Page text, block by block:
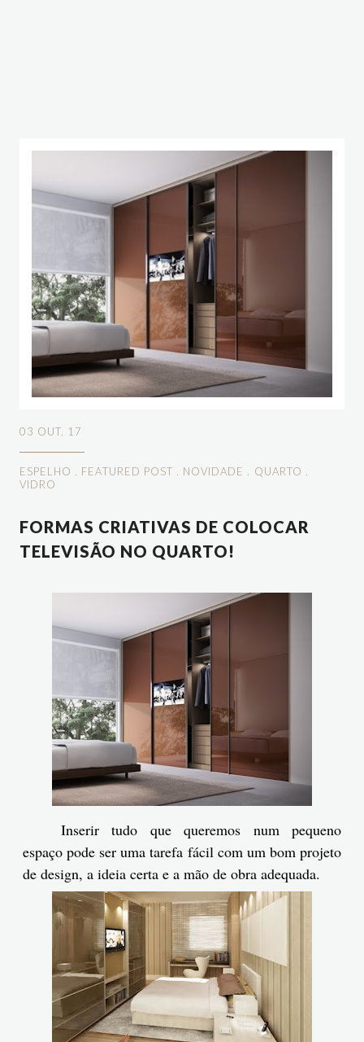
03 OUT. 17
ESPELHO FEATURED POST NOVIDADE QUARTO
VIDRO
FORMAS CRIATIVAS DE COLOCAR
TELEVISÃO NO QUARTO!
Inserir tudo que queremos num pequeno
espaço pode ser uma tarefa fácil com um bom projeto
de design, a ideia certa e a mão de obra adequada.